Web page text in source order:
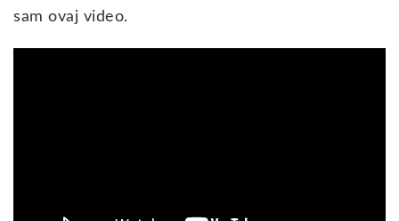
sam ovaj video.